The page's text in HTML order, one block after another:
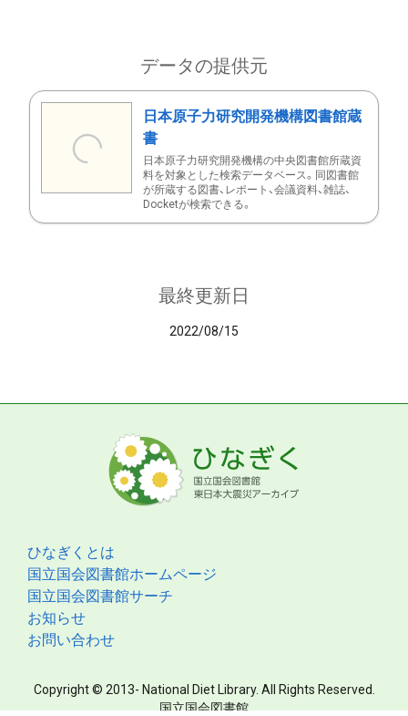
データの提供元
日本原子力研究開発機構図書館蔵
書
日本原子力研究開発機構の中央図書館所蔵資
料を対象とした検索データベース。同図書館
が所蔵する図書、レポート、会議資料、雑誌、
Docketが検索できる。
最終更新日
2022/08/15
ひなぎくとは
国立国会図書館ホームページ
国立国会図書館サーチ
お知らせ
お問い合わせ
Copyright © 2013- National Diet Library. All Rights Reserved.